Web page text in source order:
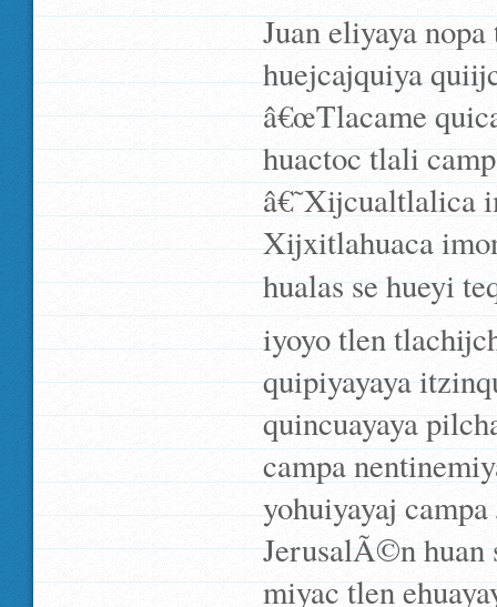
Juan eliyaya
huejcajquiya
â€œTlacame
huactoc tlali
â€˜Xijcualtlalica
Xijxitlahuaca
hualas se hueyi
iyoyo tlen
quipiyayaya
quincuayaya
campa
yohuiyayaj
JerusalÃ©n huan
miyac tlen